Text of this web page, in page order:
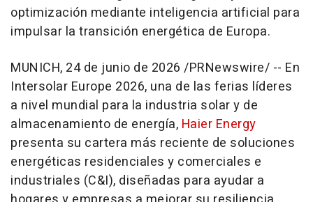
optimización mediante inteligencia artificial para
impulsar la transición energética de Europa.
MUNICH, 24 de junio de 2026 /PRNewswire/ -- En
Intersolar Europe 2026, una de las ferias líderes
a nivel mundial para la industria solar y de
almacenamiento de energía, Haier Energy
presenta su cartera más reciente de soluciones
energéticas residenciales y comerciales e
industriales (C&I), diseñadas para ayudar a